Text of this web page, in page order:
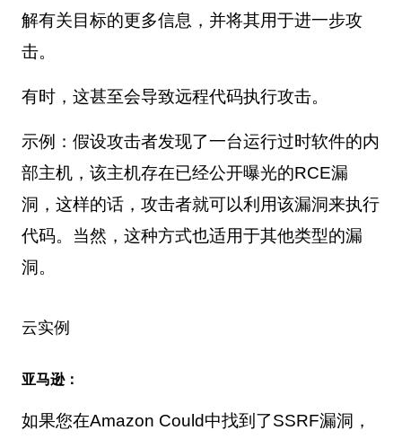
解有关目标的更多信息，并将其用于进一步攻
击。
有时，这甚至会导致远程代码执行攻击。
示例：假设攻击者发现了一台运行过时软件的内
部主机，该主机存在已经公开曝光的RCE漏
洞，这样的话，攻击者就可以利用该漏洞来执行
代码。当然，这种方式也适用于其他类型的漏
洞。
云实例
亚马逊：
如果您在Amazon Could中找到了SSRF漏洞，